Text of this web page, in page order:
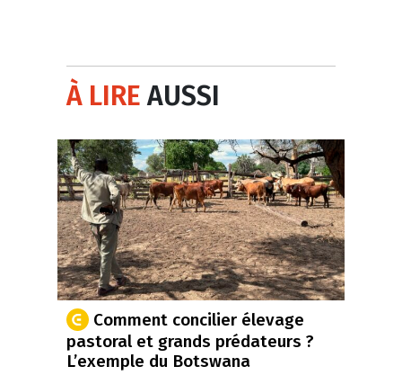
À LIREAUSSI
Comment concilier élevage
pastoral et grands prédateurs ?
L’exemple du Botswana